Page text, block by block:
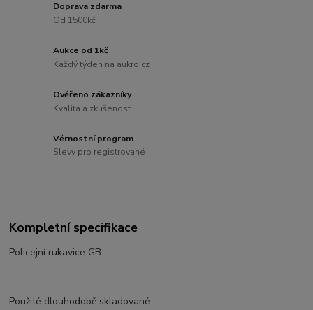
Doprava zdarma
Od 1500kč
Aukce od 1kč
Každý týden na aukro.cz
Ověřeno zákazníky
Kvalita a zkušenost
Věrnostní program
Slevy pro registrované
Kompletní specifikace
Policejní rukavice GB
Použité dlouhodobě skladované.